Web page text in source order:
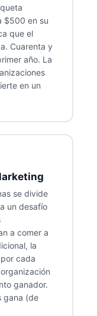
$500 en su
que el
Cuarenta y
año. La
en un
se divide
un desafío
a comer a
la
cada
ganador.
gana (de